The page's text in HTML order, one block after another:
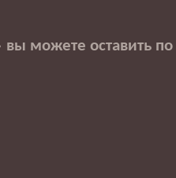
можете оставить по